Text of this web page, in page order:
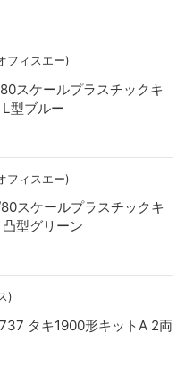
フィスエー)
スケールプラスチックキ
型ブルー
フィスエー)
スケールプラスチックキ
型グリーン
)
タキ1900形キットA 2両